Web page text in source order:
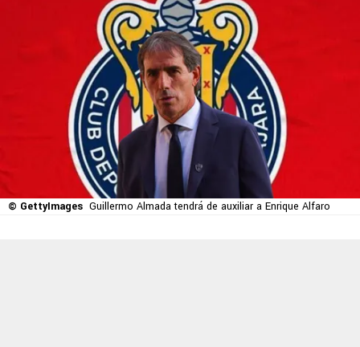
© GettyImages Guillermo Almada tendrá de auxiliar a Enrique Alfaro